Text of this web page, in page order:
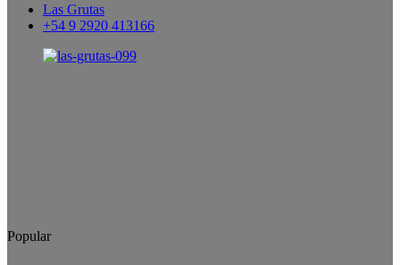
Las Grutas
+54 9 2920 413166
Popular